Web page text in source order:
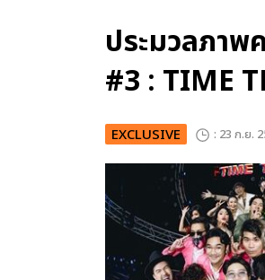
ประมวลภาพ
#3 : TIME
EXCLUSIVE : 23 ก.ย.